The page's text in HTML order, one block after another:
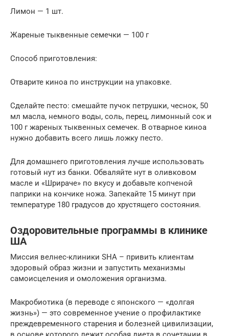
Лимон — 1 шт.
Жареные тыквенные семечки — 100 г
Способ приготовления:
Отварите киноа по инструкции на упаковке.
Сделайте песто: смешайте пучок петрушки, чеснок, 50
мл масла, немного воды, соль, перец, лимонный сок и
100 г жареных тыквенных семечек. В отварное киноа
нужно добавить всего лишь ложку песто.
Для домашнего приготовления лучше использовать
готовый нут из банки. Обваляйте нут в оливковом
масле и «Шрираче» по вкусу и добавьте копченой
паприки на кончике ножа. Запекайте 15 минут при
температуре 180 градусов до хрустящего состояния.
Оздоровительные программы в клинике
ША
Миссия велнес-клиники SHA – привить клиентам
здоровый образ жизни и запустить механизмы
самоисцеления и омоложения организма.
Макробиотика (в переводе с японского — «долгая
жизнь») — это современное учение о профилактике
преждевременного старения и болезней цивилизации,